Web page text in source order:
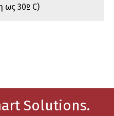
ως 30º C)
Solutions.